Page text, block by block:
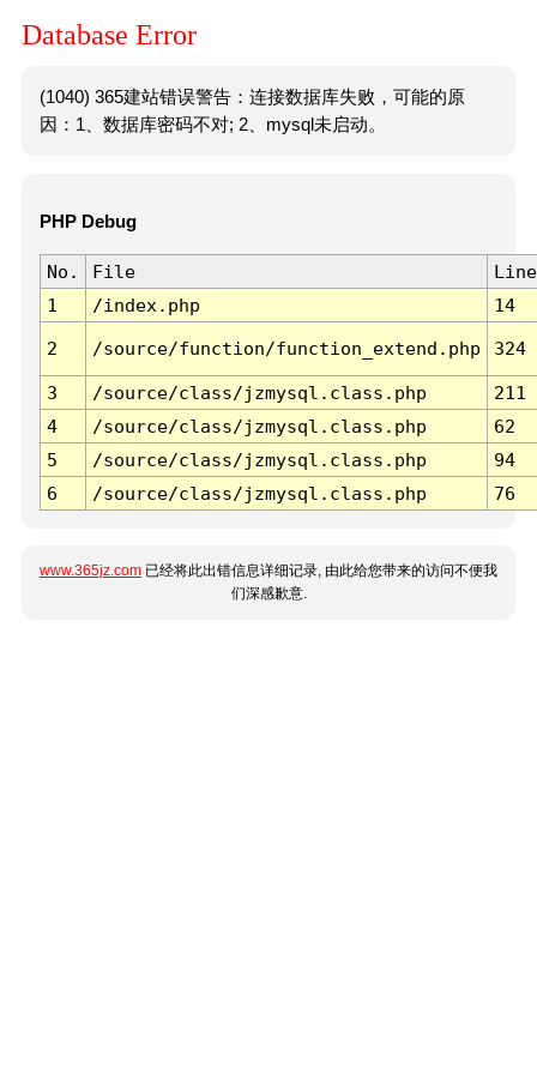
Database Error
(1040) 365建站错误警告：连接数据库失败，可能的原
因：1、数据库密码不对; 2、mysql未启动。
PHP Debug
No. File
Line
1
/index.php 14
2 /source/function/function_extend.php 324
3 /source/class/jzmysql.class.php
211
4
/source/class/jzmysql.class.php
62
5
/source/class/jzmysql.class.php
94
6
/source/class/jzmysql.class.php 76
www.365jz.com 已经将此出错信息详细记录, 由此给您带来的访问不便我
们深感歉意.